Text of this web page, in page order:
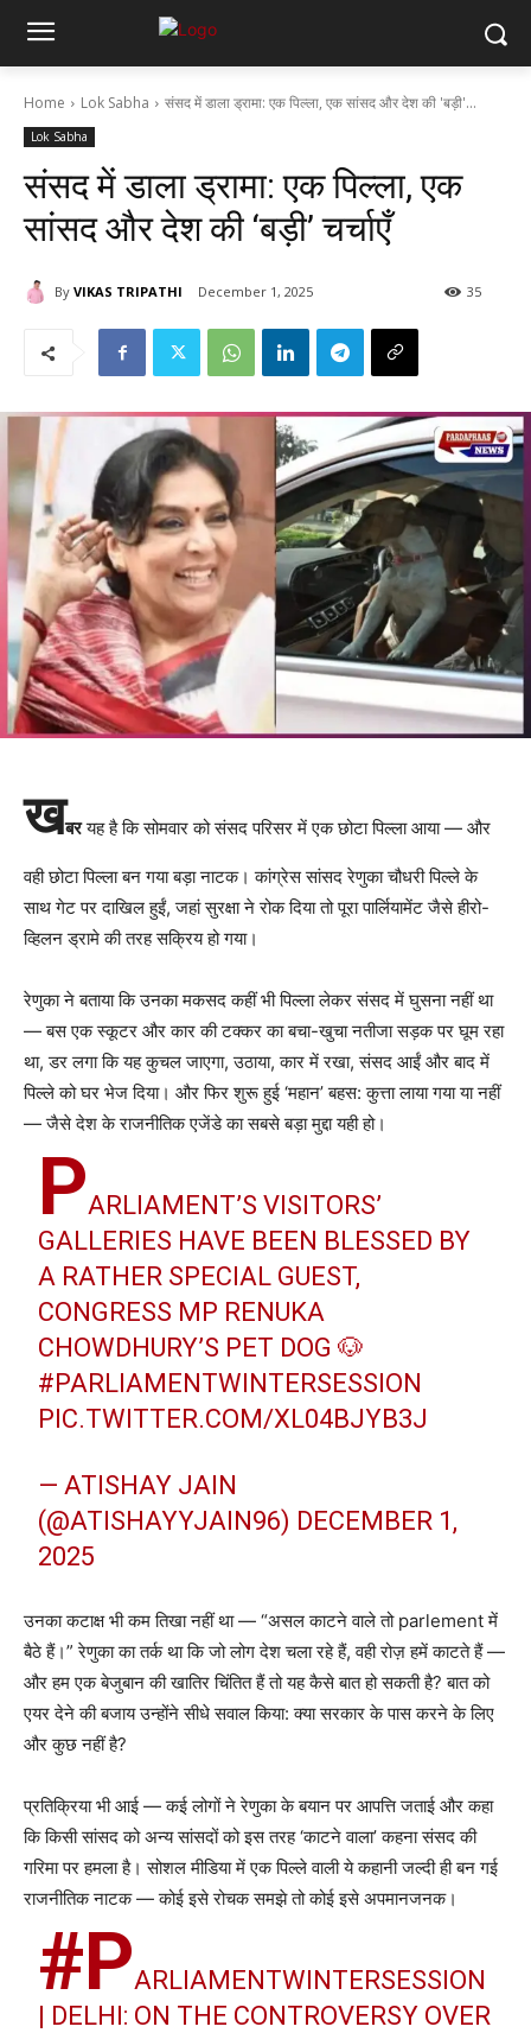
Home Lok Sabha संसद में डाला ड्रामा: एक पिल्ला, एक सांसद और देश की 'बड़ी'...
Lok Sabha
संसद में डाला ड्रामा: एक पिल्ला, एक
सांसद और देश की ‘बड़ी’ चर्चाएँ
By VIKAS TRIPATHI December 1, 2025 35
खबरयह है कि सोमवार को संसद परिसर में एक छोटा पिल्ला आया — और
वही छोटा पिल्ला बन गया बड़ा नाटक। कांग्रेस सांसद रेणुका चौधरी पिल्ले के
साथ गेट पर दाखिल हुईं, जहां सुरक्षा ने रोक दिया तो पूरा पार्लियामेंट जैसे हीरो-
व्हिलन ड्रामे की तरह सक्रिय हो गया।
रेणुका ने बताया कि उनका मकसद कहीं भी पिल्ला लेकर संसद में घुसना नहीं था
— बस एक स्कूटर और कार की टक्कर का बचा-खुचा नतीजा सड़क पर घूम रहा
था, डर लगा कि यह कुचल जाएगा, उठाया, कार में रखा, संसद आईं और बाद में
पिल्ले को घर भेज दिया। और फिर शुरू हुई ‘महान’ बहस: कुत्ता लाया गया या नहीं
— जैसे देश के राजनीतिक एजेंडे का सबसे बड़ा मुद्दा यही हो।
PARLIAMENT’S VISITORS’
GALLERIES HAVE BEEN BLESSED BY
A RATHER SPECIAL GUEST,
CONGRESS MP RENUKA
CHOWDHURY’S PET DOG 🐶
#PARLIAMENTWINTERSESSION
PIC.TWITTER.COM/XL04BJYB3J
— ATISHAY JAIN
(@ATISHAYYJAIN96) DECEMBER 1,
2025
उनका कटाक्ष भी कम तिखा नहीं था — “असल काटने वाले तो parlement में
बैठे हैं।” रेणुका का तर्क था कि जो लोग देश चला रहे हैं, वही रोज़ हमें काटते हैं —
और हम एक बेजुबान की खातिर चिंतित हैं तो यह कैसे बात हो सकती है? बात को
एयर देने की बजाय उन्होंने सीधे सवाल किया: क्या सरकार के पास करने के लिए
और कुछ नहीं है?
प्रतिक्रिया भी आई — कई लोगों ने रेणुका के बयान पर आपत्ति जताई और कहा
कि किसी सांसद को अन्य सांसदों को इस तरह ‘काटने वाला’ कहना संसद की
गरिमा पर हमला है। सोशल मीडिया में एक पिल्ले वाली ये कहानी जल्दी ही बन गई
राजनीतिक नाटक — कोई इसे रोचक समझे तो कोई इसे अपमानजनक।
#PARLIAMENTWINTERSESSION
| DELHI: ON THE CONTROVERSY OVER